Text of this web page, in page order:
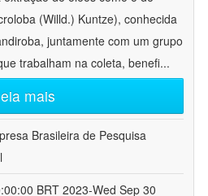
(Willd.) Kuntze), conhecida
juntamente com um grupo
trabalham na coleta, benefi...
mais
Brasileira de Pesquisa
BRT 2023-Wed Sep 30